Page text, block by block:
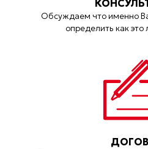
Обсуждаем что именно
определить как